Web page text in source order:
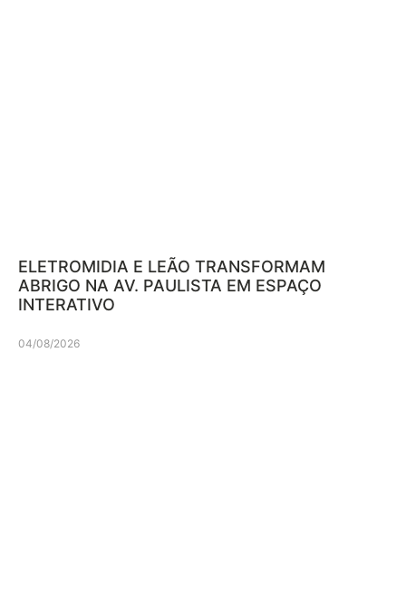
ELETROMIDIA E LEÃO TRANSFORMAM
ABRIGO NA AV. PAULISTA EM ESPAÇO
INTERATIVO
04/08/2026